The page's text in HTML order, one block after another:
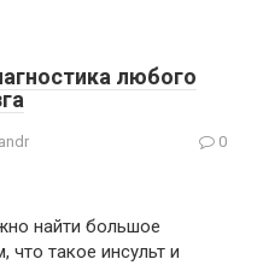
любого
0
найти большое
такое инсульт и